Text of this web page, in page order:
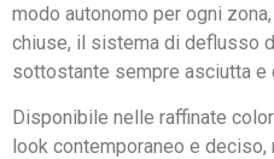
modo autonomo per ogni
chiuse, il sistema di deflusso
sottostante sempre asciutta e
Disponibile nelle raffinate
look contemporaneo e